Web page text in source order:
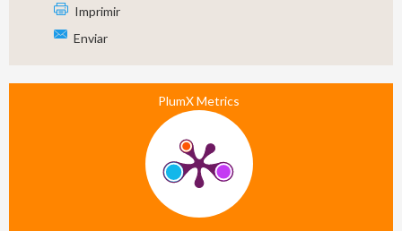
Imprimir
Enviar
PlumX Metrics